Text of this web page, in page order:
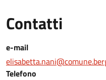
Contatti
e-mail
Telefono